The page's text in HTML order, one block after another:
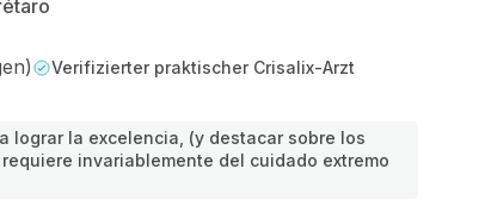
Verifizierter praktischer Crisalix-Arzt
lograr la excelencia, (y destacar sobre los
invariablemente del cuidado extremo